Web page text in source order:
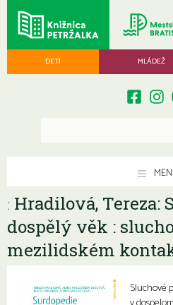
DETI MLÁDEŽ
: Hradilová, Tereza:
dospělý věk :
mezilidském
Sluchové